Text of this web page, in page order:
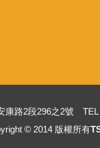
路2段296之2號 TEL
© 2014 版權所有